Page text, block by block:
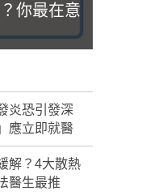
你最在意
炎恐引發深
應立即就醫
解？4大散熱
醫生最推